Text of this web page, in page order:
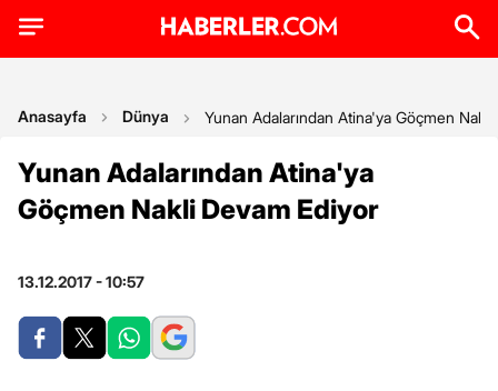
Anasayfa Dünya Yunan Adalarından Atina'ya Göçmen
Yunan Adalarından Atina'ya
Göçmen Nakli Devam Ediyor
13.12.2017 - 10:57